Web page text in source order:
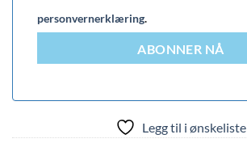
personvernerklæring.
ABONNER NÅ
Legg til i ønskeliste